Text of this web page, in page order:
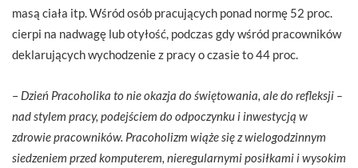
masą ciała itp. Wśród osób pracujących ponad normę 52 proc.
cierpi na nadwagę lub otyłość, podczas gdy wśród pracowników
deklarujących wychodzenie z pracy o czasie to 44 proc.
– Dzień Pracoholika to nie okazja do świętowania, ale do refleksji –
nad stylem pracy, podejściem do odpoczynku i inwestycją w
zdrowie pracowników. Pracoholizm wiąże się z wielogodzinnym
siedzeniem przed komputerem, nieregularnymi posiłkami i wysokim